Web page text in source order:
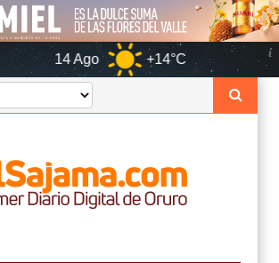
Ago +14°C Oruro